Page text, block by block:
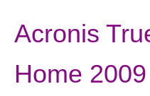
Acronis
Home 2009